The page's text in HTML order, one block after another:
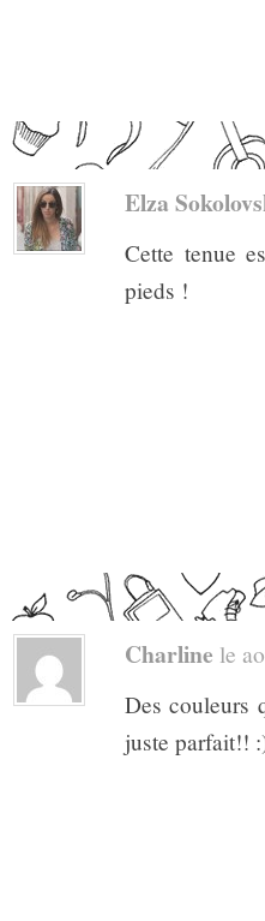
Elza
Cette tenue
pieds !
Charline le
Des couleurs
juste parfait!!